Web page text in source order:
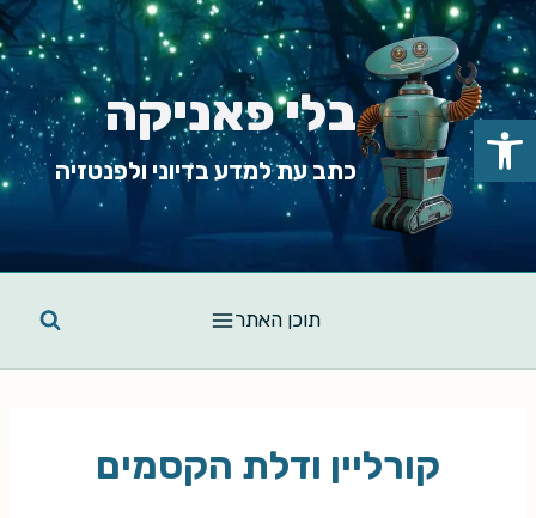
Skip
to
content
בלי פאניקה
כתב עת למדע בדיוני ולפנטזיה
תוכן האתר
קורליין ודלת הקסמים
פתח סרגל נגישות